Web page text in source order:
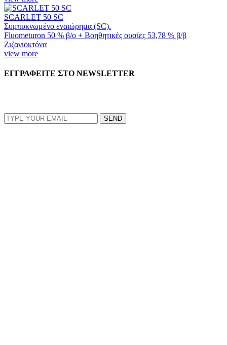
SCARLET 50 SC
Συμπυκνωμένο εναιώρημα (SC).
Fluometuron 50 % β/ο + Βοηθητικές ουσίες 53,78 % β/β
Ζιζανιοκτόνα
view more
ΕΓΓΡΑΦΕΙΤΕ ΣΤΟ NEWSLETTER